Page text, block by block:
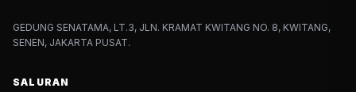
GEDUNG SENATAMA, LT.3, JLN. KRAMAT KWITANG NO. 8, KWITANG,
SENEN, JAKARTA PUSAT.
SALURAN